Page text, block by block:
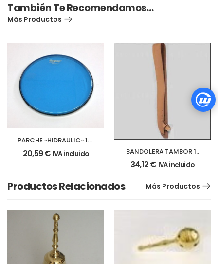
También Te Recomendamos…
Más Productos
PARCHE «HIDRAULIC» 15″
Ø – 361 mm.
20,59€ IVA incluido
BANDOLERA TAMBOR 11
34,12€ IVA incluido
Productos Relacionados Más Productos